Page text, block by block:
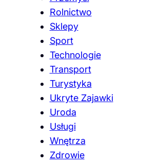
Rolnictwo
Sklepy
Sport
Technologie
Transport
Turystyka
Ukryte Zajawki
Uroda
Usługi
Wnętrza
Zdrowie